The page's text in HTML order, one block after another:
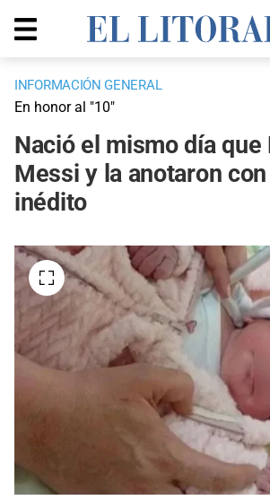
INFORMACIÓN GENERAL
En honor al "10"
Nació el mismo día que
Messi y la anotaron
inédito